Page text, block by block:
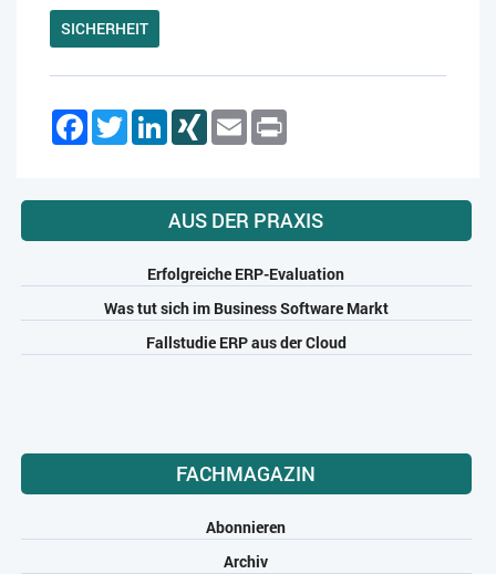
SICHERHEIT
Facebook
TwitterLinkedInXING Email
AUS DER PRAXIS
Erfolgreiche ERP-Evaluation
Was tut sich im Business Software Markt
Fallstudie ERP aus der Cloud
FACHMAGAZIN
Abonnieren
Archiv